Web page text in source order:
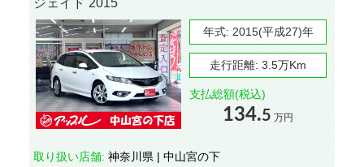
ジェイド 2015
年式: 2015(平成27)年
走行距離: 3.5万Km
支払総額(税込)
134.5 万円
取り扱い店舗: 神奈川県 | 中山宮の下